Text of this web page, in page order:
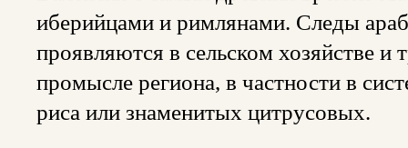
иберийцами и римлянами. Следы
проявляются в сельском хозяйстве
промысле региона, в частности в
риса или знаменитых цитрусовых.